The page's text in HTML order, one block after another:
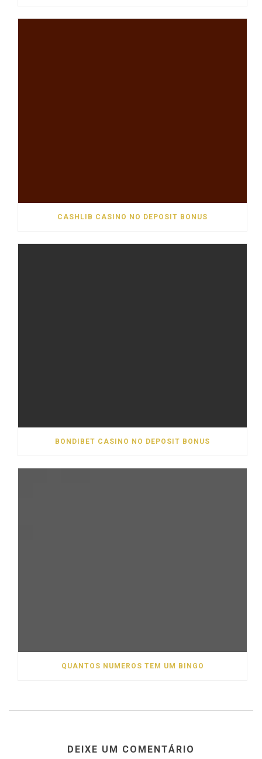
CASHLIB CASINO NO DEPOSIT BONUS
BONDIBET CASINO NO DEPOSIT BONUS
QUANTOS NUMEROS TEM UM BINGO
DEIXE UM COMENTÁRIO